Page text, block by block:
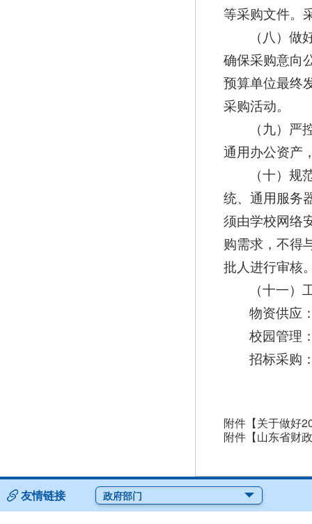
等采购文件。
（八）
确保采购意向
预算单位最终
采购活动。
（九）
通用办公资产
（十）
统、通用服务
须由学校网络
购需求，不得
批人进行审核
（十一
物资供应
校园管理
招标采购
附件【关于做好
附件【山东省财
友情链接 政府部门